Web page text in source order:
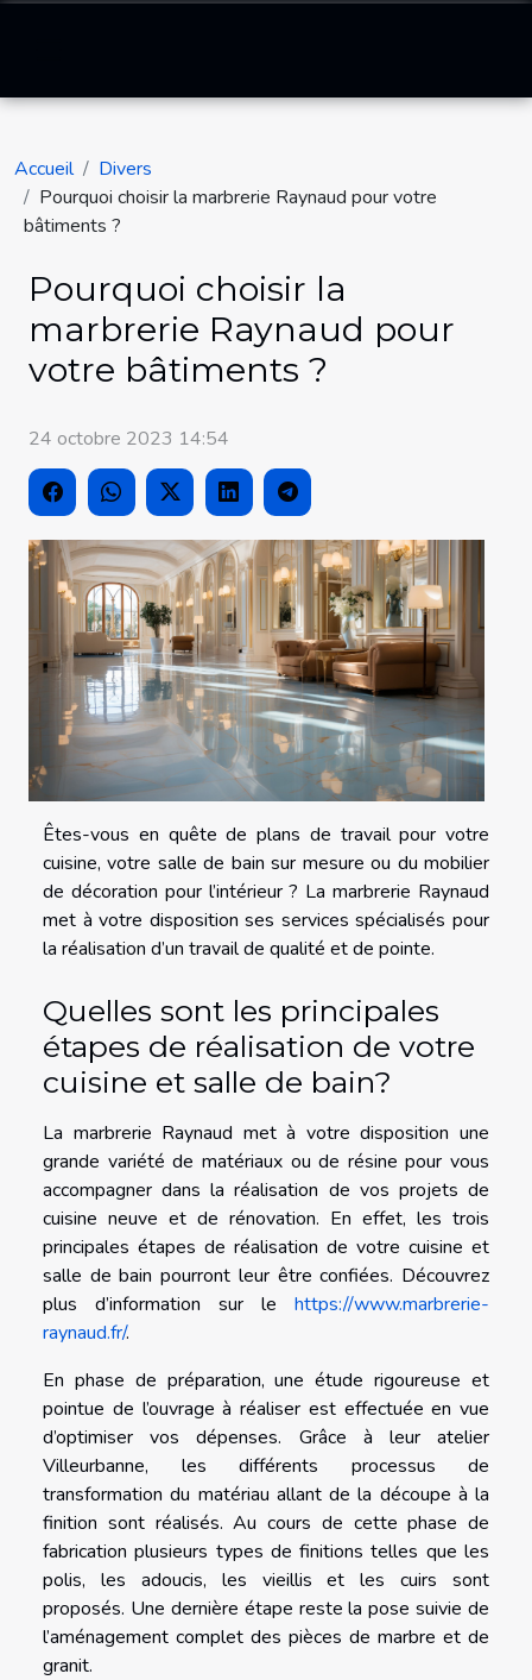
Accueil
Divers
Pourquoi choisir la marbrerie Raynaud pour votre
bâtiments ?
Pourquoi choisir la
marbrerie Raynaud pour
votre bâtiments ?
24 octobre 2023 14:54
Êtes-vous en quête de plans de travail pour votre
cuisine, votre salle de bain sur mesure ou du mobilier
de décoration pour l’intérieur ? La marbrerie Raynaud
met à votre disposition ses services spécialisés pour
la réalisation d’un travail de qualité et de pointe.
Quelles sont les principales
étapes de réalisation de votre
cuisine et salle de bain?
La marbrerie Raynaud met à votre disposition une
grande variété de matériaux ou de résine pour vous
accompagner dans la réalisation de vos projets de
cuisine neuve et de rénovation. En effet, les trois
principales étapes de réalisation de votre cuisine et
salle de bain pourront leur être confiées. Découvrez
plus d’information sur le https://www.marbrerie-
raynaud.fr/.
En phase de préparation, une étude rigoureuse et
pointue de l’ouvrage à réaliser est effectuée en vue
d’optimiser vos dépenses. Grâce à leur atelier
Villeurbanne, les différents processus de
transformation du matériau allant de la découpe à la
finition sont réalisés. Au cours de cette phase de
fabrication plusieurs types de finitions telles que les
polis, les adoucis, les vieillis et les cuirs sont
proposés. Une dernière étape reste la pose suivie de
l’aménagement complet des pièces de marbre et de
granit.